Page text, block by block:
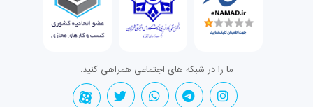
ما را در شبکه های اجتماعی همراهی کنید: